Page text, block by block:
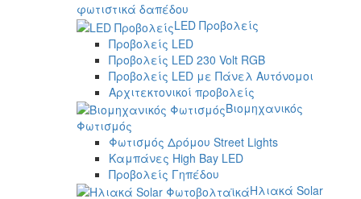
φωτιστικά δαπέδου
LED Προβολείς
Προβολείς LED
Προβολείς LED 230 Volt RGB
Προβολείς LED με Πάνελ Αυτόνομοι
Αρχιτεκτονικοί προβολείς
Βιομηχανικός
Φωτισμός
Φωτισμός Δρόμου Street Lights
Καμπάνες High Bay LED
Προβολείς Γηπέδου
Ηλιακά Solar